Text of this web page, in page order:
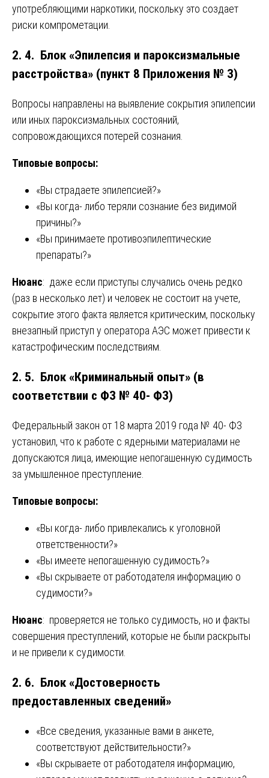
употребляющими наркотики, поскольку это создает
риски компрометации.
2. 4. Блок «Эпилепсия и пароксизмальные
расстройства» (пункт 8 Приложения № 3)
Вопросы направлены на выявление сокрытия эпилепсии
или иных пароксизмальных состояний,
сопровождающихся потерей сознания.
Типовые вопросы:
«Вы страдаете эпилепсией?»
«Вы когда- либо теряли сознание без видимой
причины?»
«Вы принимаете противоэпилептические
препараты?»
Нюанс: даже если приступы случались очень редко
(раз в несколько лет) и человек не состоит на учете,
сокрытие этого факта является критическим, поскольку
внезапный приступ у оператора АЭС может привести к
катастрофическим последствиям.
2. 5. Блок «Криминальный опыт» (в
соответствии с ФЗ № 40- ФЗ)
Федеральный закон от 18 марта 2019 года № 40- ФЗ
установил, что к работе с ядерными материалами не
допускаются лица, имеющие непогашенную судимость
за умышленное преступление.
Типовые вопросы:
«Вы когда- либо привлекались к уголовной
ответственности?»
«Вы имеете непогашенную судимость?»
«Вы скрываете от работодателя информацию о
судимости?»
Нюанс: проверяется не только судимость, но и факты
совершения преступлений, которые не были раскрыты
и не привели к судимости.
2. 6. Блок «Достоверность
предоставленных сведений»
«Все сведения, указанные вами в анкете,
соответствуют действительности?»
«Вы скрываете от работодателя информацию,